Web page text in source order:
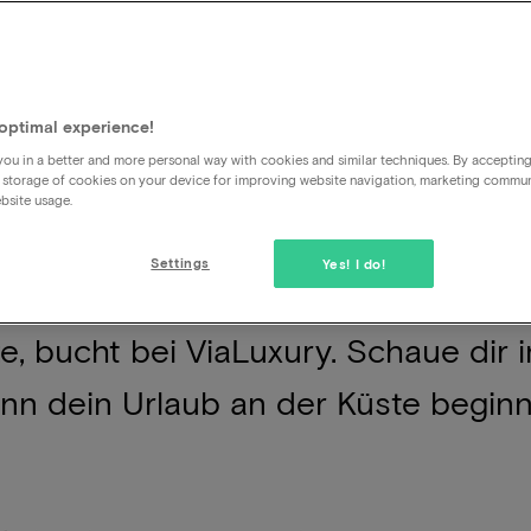
sich das nicht wünschen?
und dann den
ausklingen lassen. Hotels
aber nirgendwo erlebst du so
hat etwas Magisches. Wer
bucht bei ViaLuxury. Schaue dir
dein Urlaub an der Küste
experience!
in a better and more personal way with cookies and similar techniques. By
of cookies on your device for improving website navigation, marketing
usage.
Yes! I do!
Settings